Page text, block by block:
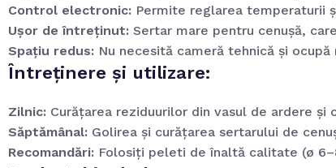
Control electronic: Permite reglarea temperaturii
Ușor de întreținut: Sertar mare pentru cenușă,
Spațiu redus: Nu necesită cameră tehnică și
Întreținere și utilizare:
Zilnic: Curățarea reziduurilor din vasul de ardere și
Săptămânal: Golirea și curățarea sertarului de
Recomandări: Folosiți peleti de înaltă calitate (ø